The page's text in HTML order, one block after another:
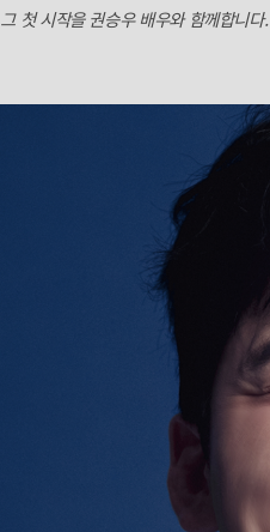
그 첫 시작을 권승우 배우와 함께합니다.